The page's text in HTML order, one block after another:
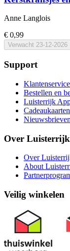
Anne Langlois
€ 0,99
Verwacht 23-12-2026
Support
Klantenservice
Bestellen en
Luisterrijk
Cadeaukaarten
Nieuwsbrieven
Over Luisterrijk
Over
About
Veilig winkelen